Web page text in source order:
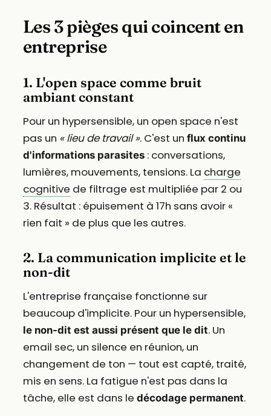
Les 3 pièges qui coincent en
entreprise
1. L'open space comme bruit
ambiant constant
Pour un hypersensible, un open space n'est
pas un « lieu de travail ». C'est un flux continu
d'informations parasites: conversations,
lumières, mouvements, tensions. La charge
cognitive de filtrage est multipliée par 2 ou
3. Résultat : épuisement à 17h sans avoir «
rien fait » de plus que les autres.
2. La communication implicite et le
non-dit
L'entreprise française fonctionne sur
beaucoup d'implicite. Pour un hypersensible,
le non-dit est aussi présent que le dit. Un
email sec, un silence en réunion, un
changement de ton — tout est capté, traité,
mis en sens. La fatigue n'est pas dans la
tâche, elle est dans le décodage permanent.